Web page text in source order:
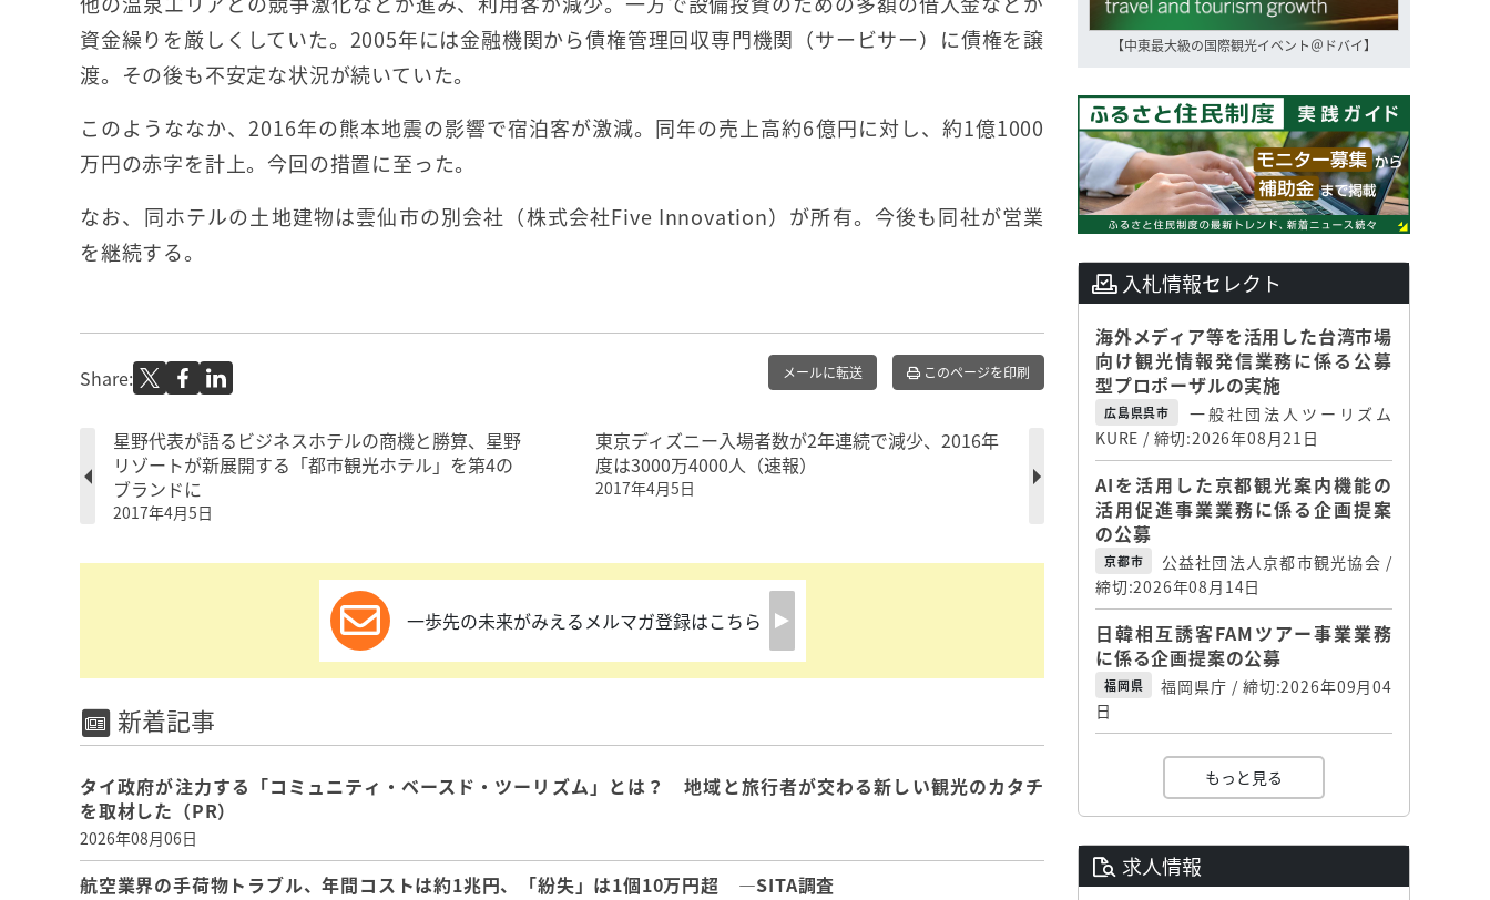
資金繰りを厳しくしていた。2005年には金融機関から債権管理回収専門機関（サービサー）に債権を譲
渡。その後も不安定な状況が続いていた。
このようななか、2016年の熊本地震の影響で宿泊客が激減。同年の売上高約6億円に対し、約1億1000
万円の赤字を計上。今回の措置に至った。
なお、同ホテルの土地建物は雲仙市の別会社（株式会社Five Innovation）が所有。今後も同社が営業
を継続する。
Share: メールに転送 このページを印刷
星野代表が語るビジネスホテルの商機と勝算、星野
リゾートが新展開する「都市観光ホテル」を第4の
ブランドに
2017年4月5日
東京ディズニー入場者数が2年連続で減少、2016年
度は3000万4000人（速報）
2017年4月5日
一歩先の未来がみえるメルマガ登録はこちら
新着記事
タイ政府が注力する「コミュニティ・ベースド・ツーリズム」とは？ 地域と旅行者が交わる新しい観光のカタチ
を取材した（PR）
2026年08月06日
航空業界の手荷物トラブル、年間コストは約1兆円、「紛失」は1個10万円超 ―SITA調査
【中東最大級の国際観光イベント＠ドバイ】
入札情報セレクト
海外メディア等を活用した台湾市場
向け観光情報発信業務に係る公募
型プロポーザルの実施
広島県呉市
一般社団法人ツーリズム
KURE / 締切:2026年08月21日
AIを活用した京都観光案内機能の
活用促進事業業務に係る企画提案
の公募
京都市
公益社団法人京都市観光協会 /
締切:2026年08月14日
日韓相互誘客FAMツアー事業業務
に係る企画提案の公募
福岡県
福岡県庁 / 締切:2026年09月04
日
もっと見る
求人情報